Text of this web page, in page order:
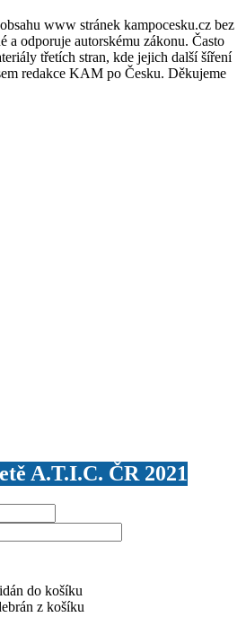
www stránek kampocesku.cz bez
a odporuje autorskému zákonu. Často
třetích stran, kde jejich další šíření
redakce KAM po Česku. Děkujeme
A.T.I.C. ČR 2021
do košíku
z košíku